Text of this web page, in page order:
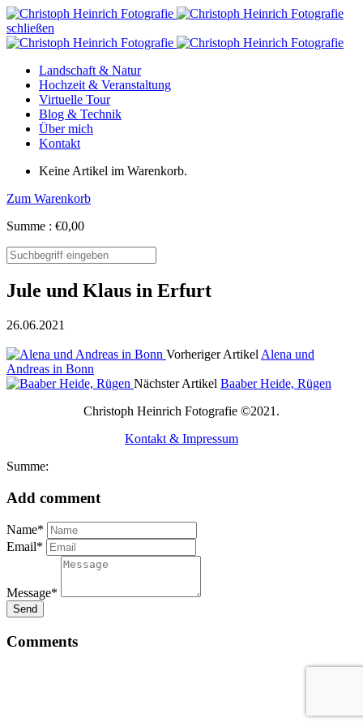
schließen
Landschaft & Natur
Hochzeit & Veranstaltung
Virtuelle Tour
Blog & Technik
Über mich
Kontakt
Keine Artikel im Warenkorb.
Zum Warenkorb
Summe : €0,00
Jule und Klaus in Erfurt
26.06.2021
Vorheriger Artikel Alena und
Andreas in Bonn
Nächster Artikel Baaber Heide, Rügen
Christoph Heinrich Fotografie ©2021.
Kontakt & Impressum
Summe:
Add comment
Name*
Email*
Message*
Send
Comments